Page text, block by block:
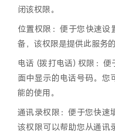
闭该权限。
位置权限：便于您快速设
备，该权限是提供此服务
电话 (拨打电话) 权限：
面中显示的电话号码。您
能的使用。
通讯录权限：便于您快速
该权限可以帮助您从通讯